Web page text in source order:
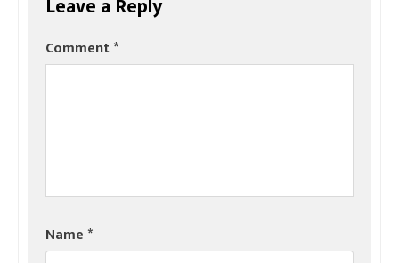
Comment*
Name*